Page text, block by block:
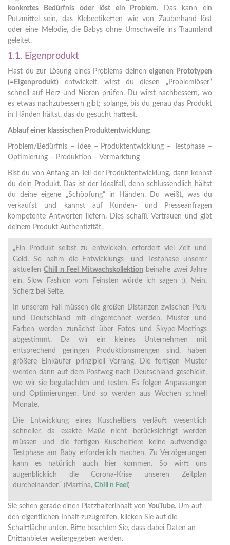
konkretes Bedürfnis oder löst ein Problem. Das kann ein
Putzmittel sein, das Klebeetiketten wie von Zauberhand löst
oder eine Melodie, die Babys ohne Umschweife ins Traumland
geleitet.
1.1. Eigenprodukt
Hast du zur Lösung eines Problems deineneigenen Prototypen
(=Eigenprodukt) entwickelt, wirst du diesen „Problemlöser“
schnell auf Herz und Nieren prüfen. Du wirst nachbessern, wo
es etwas nachzubessern gibt; solange, bis du genau das Produkt
in Händen hältst, das du gesucht hattest.
Ablauf einer klassischen Produktentwicklung:
Problem/Bedürfnis – Idee – Produktentwicklung – Testphase –
Optimierung – Produktion – Vermarktung
Bist du von Anfang an Teil der Produktentwicklung, dann kennst
du dein Produkt. Das ist der Idealfall, denn schlussendlich hältst
du deine eigene „Schöpfung“ in Händen. Du weißt, was du
verkaufst und kannst auf Kunden- und Presseanfragen
kompetente Antworten liefern. Dies schafft Vertrauen und gibt
deinem Produkt Authentizität.
„Ein Produkt selbst zu entwickeln, erfordert viel Zeit und
Geld. So nahm die Entwicklungs- und Testphase unserer
aktuellenChill n Feel Mitwachskollektion beinahe zwei Jahre
ein. Slow Fashion vom Feinsten würde ich sagen ;). Nein,
Scherz bei Seite.
In unserem Fall müssen die großen Distanzen zwischen Peru
und Deutschland mit eingerechnet werden. Muster und
Farben werden zunächst über Fotos und Skype-Meetings
abgestimmt. Da wir ein kleines Unternehmen mit
entsprechend geringen Produktionsmengen sind, haben
größere Einkäufer prinzipiell Vorrang. Die fertigen Muster
werden dann auf dem Postweg nach Deutschland geschickt,
wo wir sie begutachten und testen. Es folgen Anpassungen
und Optimierungen. Und so werden aus Wochen schnell
Monate.
Die Entwicklung eines Kuscheltiers verläuft wesentlich
schneller, da exakte Maße nicht berücksichtigt werden
müssen und die fertigen Kuscheltiere keine aufwendige
Testphase am Baby erforderlich machen. Zu Verzögerungen
kann es natürlich auch hier kommen. So wirft uns
augenblicklich die Corona-Krise unseren Zeitplan
durcheinander.“ (Martina, Chill n Feel )
Sie sehen gerade einen Platzhalterinhalt von YouTube. Um auf
den eigentlichen Inhalt zuzugreifen, klicken Sie auf die
Schaltfläche unten. Bitte beachten Sie, dass dabei Daten an
Drittanbieter weitergegeben werden.